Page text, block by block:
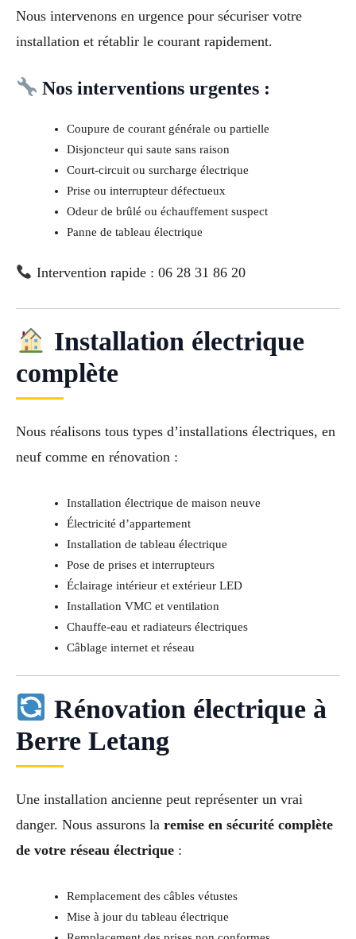
Nous intervenons en urgence pour sécuriser votre
installation et rétablir le courant rapidement.
Nos interventions urgentes :
Coupure de courant générale ou partielle
Disjoncteur qui saute sans raison
Court-circuit ou surcharge électrique
Prise ou interrupteur défectueux
Odeur de brûlé ou échauffement suspect
Panne de tableau électrique
Intervention rapide : 06 28 31 86 20
Installation électrique
complète
Nous réalisons tous types d’installations électriques, en
neuf comme en rénovation :
Installation électrique de maison neuve
Électricité d’appartement
Installation de tableau électrique
Pose de prises et interrupteurs
Éclairage intérieur et extérieur LED
Installation VMC et ventilation
Chauffe-eau et radiateurs électriques
Câblage internet et réseau
Rénovation électrique à
Berre Letang
Une installation ancienne peut représenter un vrai
danger. Nous assurons la remise en sécurité complète
de votre réseau électrique :
Remplacement des câbles vétustes
Mise à jour du tableau électrique